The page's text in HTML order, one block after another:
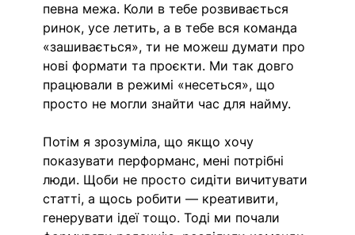
певна межа. Коли в тебе розвивається
ринок, усе летить, а в тебе вся команда
«зашивається», ти не можеш думати про
нові формати та проєкти. Ми так довго
працювали в режимі «несеться», що
просто не могли знайти час для найму.
Потім я зрозуміла, що якщо хочу
показувати перформанс, мені потрібні
люди. Щоби не просто сидіти вичитувати
статті, а щось робити — креативити,
генерувати ідеї тощо. Тоді ми почали